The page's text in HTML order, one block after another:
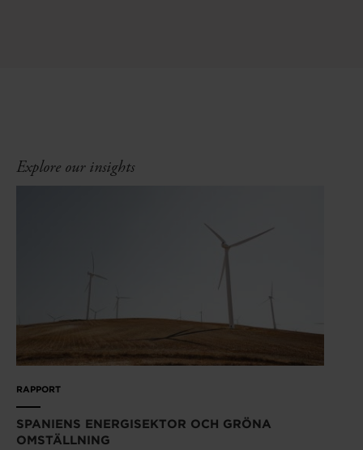
Explore our insights
RAPPORT
SPANIENS ENERGISEKTOR OCH GRÖNA
OMSTÄLLNING